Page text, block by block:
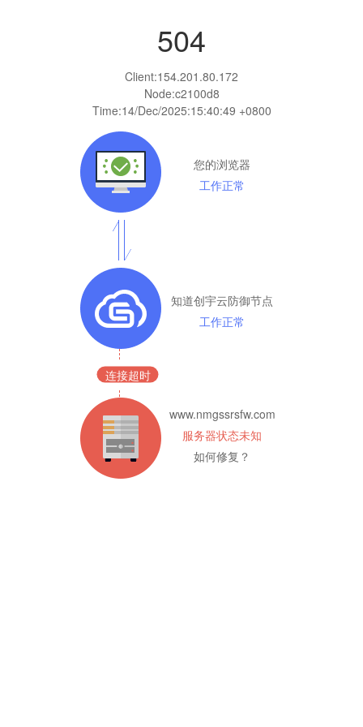
504
Client:154.201.80.172
Node:c2100d8
Time:14/Dec/2025:15:40:49 +0800
您的浏览器
工作正常
知道创宇云防御节点
工作正常
连接超时
www.nmgssrsfw.com
服务器状态未知
如何修复？